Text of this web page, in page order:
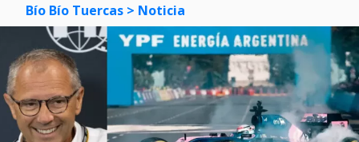
Bío Bío Tuercas > Noticia